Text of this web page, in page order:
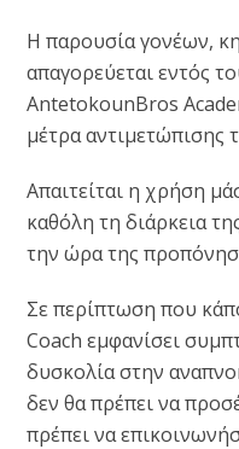
Η παρουσία γονέων,
απαγορεύεται εντός
AntetokounBros
μέτρα αντιμετώπισης
Απαιτείται η χρήση
καθόλη τη διάρκεια
την ώρα της
Σε περίπτωση που
Coach εμφανίσει
δυσκολία στην
δεν θα πρέπει να
πρέπει να